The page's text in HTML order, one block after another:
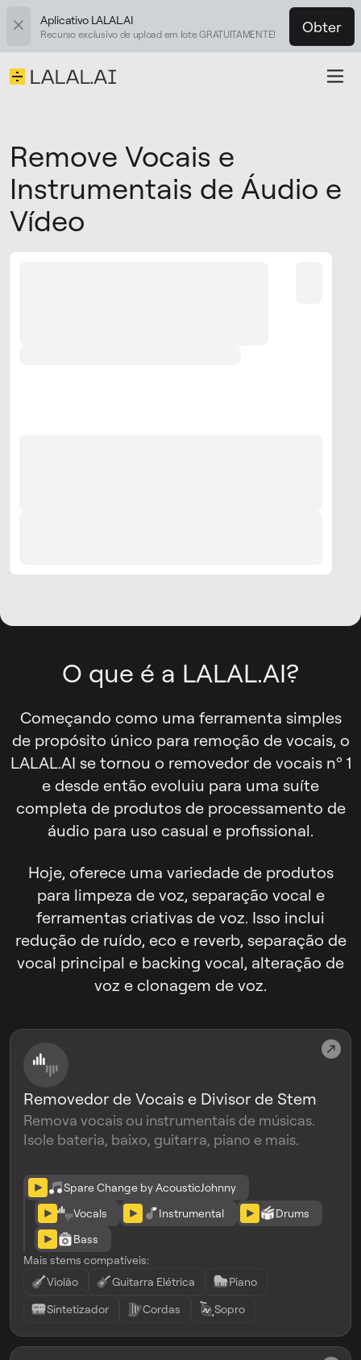
Aplicativo LALAL.AI
Recurso exclusivo de upload em lote GRATUITAMENTE! Obter
Remove Vocais e
Instrumentais de Áudio e
Vídeo
O que é a LALAL.AI?
Começando como uma ferramenta simples
de propósito único para remoção de vocais, o
LALAL.AI se tornou o removedor de vocais nº 1
e desde então evoluiu para uma suíte
completa de produtos de processamento de
áudio para uso casual e profissional.
Hoje, oferece uma variedade de produtos
para limpeza de voz, separação vocal e
ferramentas criativas de voz. Isso inclui
redução de ruído, eco e reverb, separação de
vocal principal e backing vocal, alteração de
voz e clonagem de voz.
Removedor de Vocais e Divisor de Stem
Remova vocais ou instrumentais de músicas.
Isole bateria, baixo, guitarra, piano e mais.
Spare Change by AcousticJohnny
Vocals
Instrumental
Drums
Bass
Mais stems compatíveis:
Violão
Guitarra Elétrica
Piano
Sintetizador
Cordas Sopro